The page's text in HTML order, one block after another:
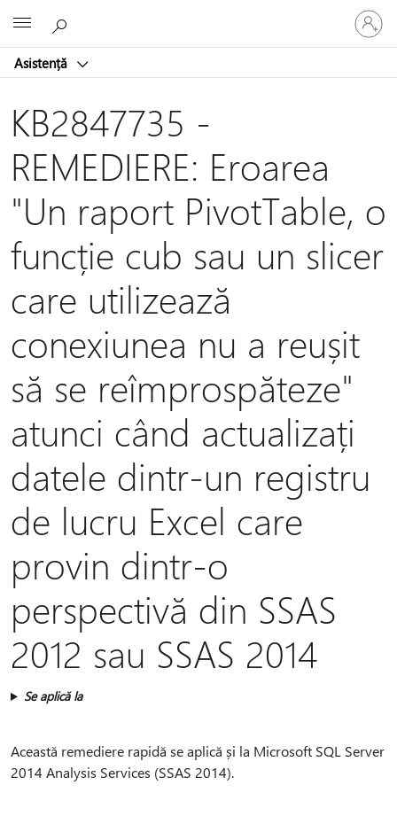
Asistență
vă
la
dvs.
KB2847735 -
REMEDIERE: Eroarea
"Un raport PivotTable, o
funcție cub sau un slicer
care utilizează
conexiunea nu a reușit
să se reîmprospăteze"
atunci când actualizați
datele dintr-un registru
de lucru Excel care
provin dintr-o
perspectivă din SSAS
2012 sau SSAS 2014
Se aplică la
Această remediere rapidă se aplică și la Microsoft SQL Server
2014 Analysis Services (SSAS 2014).